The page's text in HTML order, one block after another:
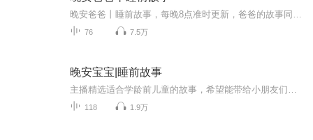
76 7.5万
晚安宝宝|睡前故事
118 1.9万